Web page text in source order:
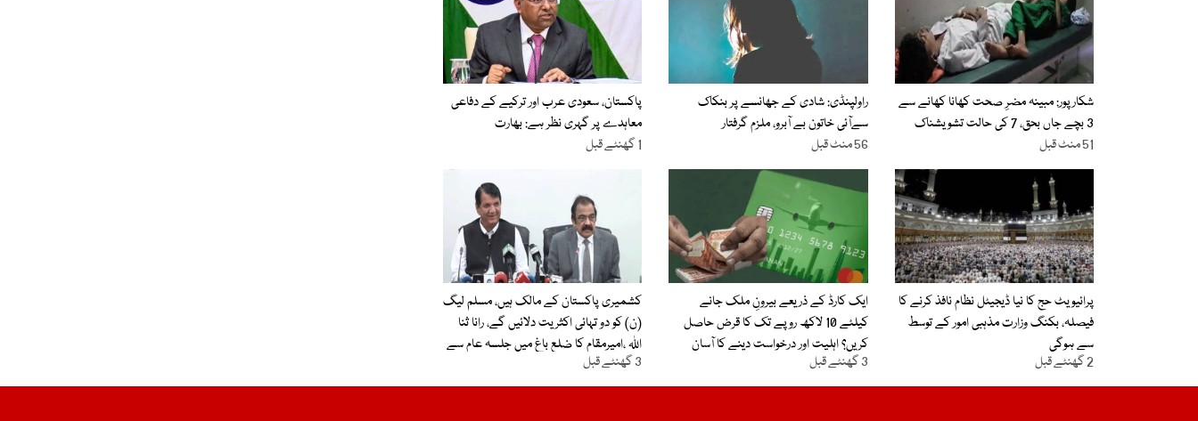
شکارپور: مبینہ مضرِ صحت کھانا کھانے سے
3 بچے جاں بحق، 7 کی حالت تشویشناک
51 منٹ قبل
راولپنڈی: شادی کے جھانسے پر بنکاک
سےآئی خاتون بے آبرو، ملزم گرفتار
56 منٹ قبل
پاکستان، سعودی عرب اور ترکیے کے دفاعی
معاہدے پر گہری نظر ہے: بھارت
1 گھنٹے قبل
پرائیویٹ حج کا نیا ڈیجیٹل نظام نافذ کرنے کا
فیصلہ، بکنگ وزارت مذہبی امور کے توسط
سے ہوگی
2 گھنٹے قبل
ایک کارڈ کے ذریعے بیرونِ ملک جانے
کیلئے 10 لاکھ روپے تک کا قرض حاصل
کریں؟ اہلیت اور درخواست دینے کا آسان
طریقہ جانیے
3 گھنٹے قبل
کشمیری پاکستان کے مالک ہیں، مسلم لیگ
(ن) کو دو تہائی اکثریت دلائیں گے، رانا ثنا
اللہ ،امیرمقام کا ضلع باغ میں جلسہ عام سے
خطاب
3 گھنٹے قبل